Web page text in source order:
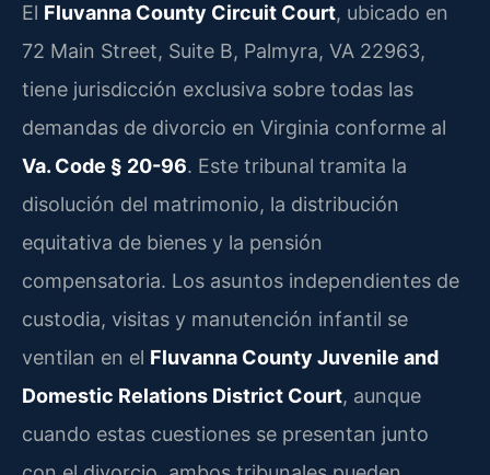
El Fluvanna County Circuit Court, ubicado en
72 Main Street, Suite B, Palmyra, VA 22963,
tiene jurisdicción exclusiva sobre todas las
demandas de divorcio en Virginia conforme al
Va. Code § 20-96. Este tribunal tramita la
disolución del matrimonio, la distribución
equitativa de bienes y la pensión
compensatoria. Los asuntos independientes de
custodia, visitas y manutención infantil se
ventilan en el Fluvanna County Juvenile and
Domestic Relations District Court, aunque
cuando estas cuestiones se presentan junto